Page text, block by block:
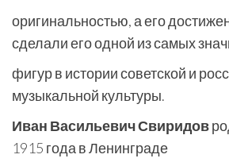
оригинальностью, а его
сделали его одной из самых
фигур в истории советской и
музыкальной культуры.
Иван Васильевич Свиридов
1915 года в Ленинграде